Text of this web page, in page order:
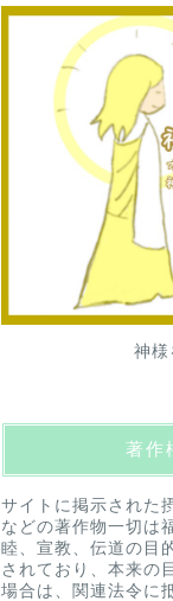
神様
著作
サイトに掲示された
などの著作物一切は
睦、宣教、伝道の目
されており、本来の
場合は、関連法令に